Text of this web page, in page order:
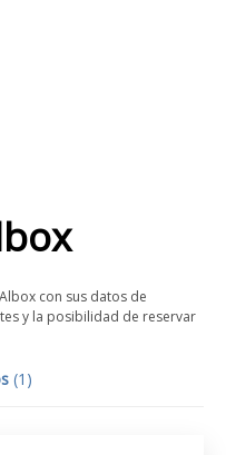
con sus datos de
y la posibilidad de reservar
(1 )